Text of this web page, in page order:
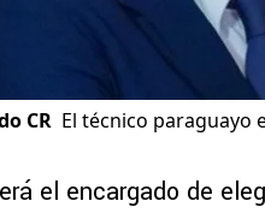
CR El técnico paraguayo
el encargado de